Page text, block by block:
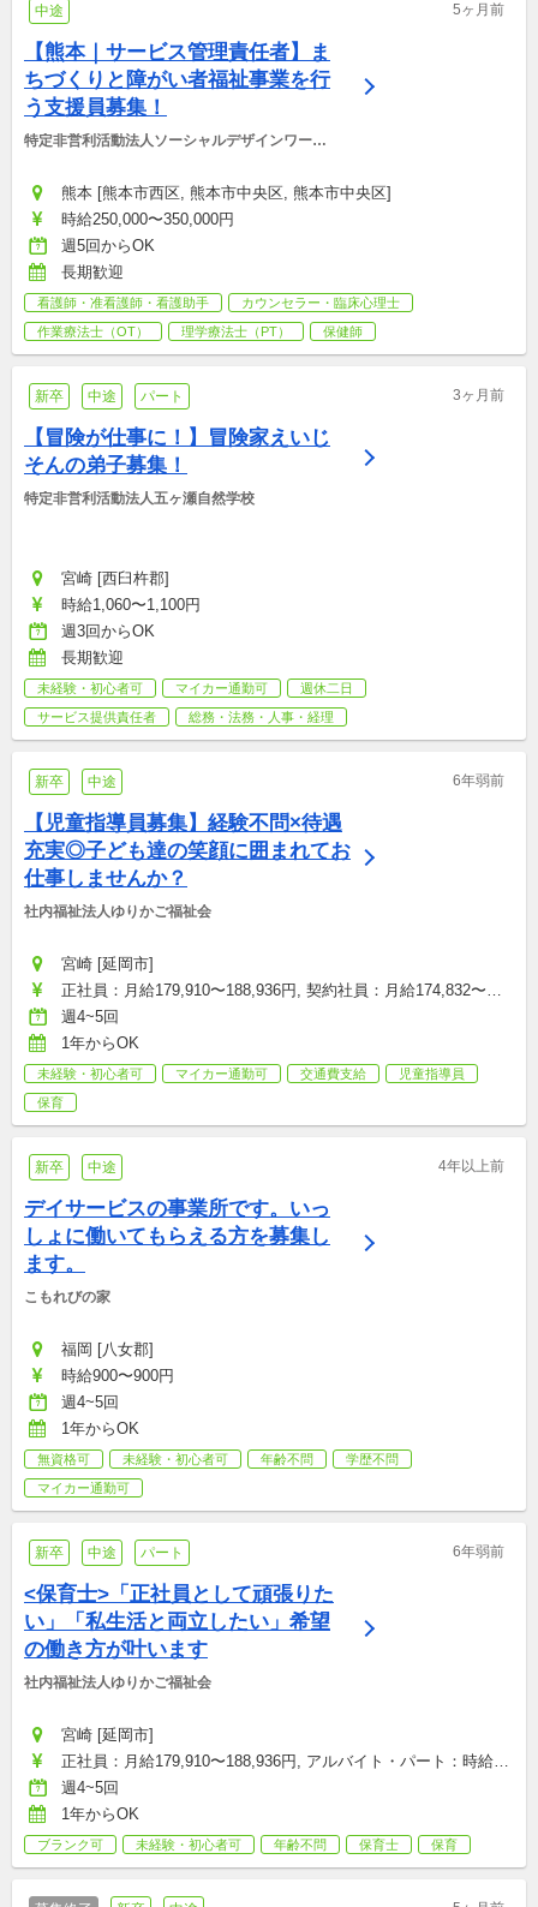
中途 5ヶ月前
【熊本｜サービス管理責任者】ま
ちづくりと障がい者福祉事業を行
う支援員募集！
特定非営利活動法人ソーシャルデザインワーク
熊本 [熊本市西区, 熊本市中央区, 熊本市中央区]
時給250,000〜350,000円
週5回からOK
長期歓迎
看護師・准看護師・看護助手
カウンセラー・臨床心理士
作業療法士（OT）
理学療法士（PT） 保健師
新卒 中途 パート 3ヶ月前
【冒険が仕事に！】冒険家えいじ
そんの弟子募集！
特定非営利活動法人五ヶ瀬自然学校
宮崎 [西臼杵郡]
時給1,060〜1,100円
週3回からOK
長期歓迎
未経験・初心者可 マイカー通勤可
週休二日
サービス提供責任者
総務・法務・人事・経理
新卒 中途 6年弱前
【児童指導員募集】経験不問×待遇
充実◎子ども達の笑顔に囲まれてお
仕事しませんか？
社内福祉法人ゆりかご福祉会
宮崎 [延岡市]
正社員：月給179,910〜188,936円, 契約社員：月給174,832〜
179,105円
週4~5回
1年からOK
未経験・初心者可 マイカー通勤可 交通費支給
児童指導員
保育
新卒 中途 4年以上前
デイサービスの事業所です。いっ
しょに働いてもらえる方を募集し
ます。
こもれびの家
福岡 [八女郡]
時給900〜900円
週4~5回
1年からOK
無資格可 未経験・初心者可 年齢不問
学歴不問
マイカー通勤可
新卒 中途 パート 6年弱前
<保育士>「正社員として頑張りた
い」「私生活と両立したい」希望
の働き方が叶います
社内福祉法人ゆりかご福祉会
宮崎 [延岡市]
正社員：月給179,910〜188,936円, アルバイト・パート：時給
850〜950円
週4~5回
1年からOK
ブランク可 未経験・初心者可 年齢不問 保育士 保育